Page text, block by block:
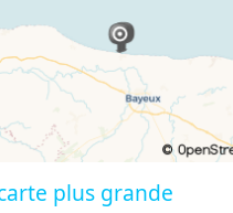
plus grande